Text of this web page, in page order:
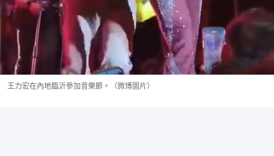
王力宏在內地臨沂參加音樂節。（微博圖片）